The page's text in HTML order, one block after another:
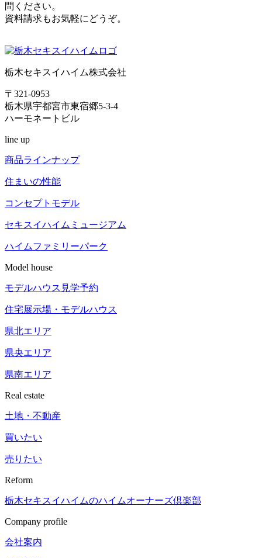
問ください。
資料請求もお気軽にどうぞ。
栃木セキスイハイム株式会社
〒321-0953
栃木県宇都宮市東宿郷5-3-4
ハーモネートビル
line up
商品ラインナップ
住まいの性能
コンセプトモデル
セキスイハイム ミュージアム
ハイムファミリーパーク
Model house
モデルハウス見学予約
住宅展示場 ・モデルハウス
県北エリア
県央エリア
県南エリア
Real estate
土地・不動産
買いたい
売りたい
Reform
栃木セキスイハイムのハイムオーナーズ倶楽部
Company profile
会社案内